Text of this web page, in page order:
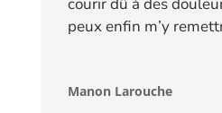
courir dû à des
peux enfin m’y
Manon Larouche